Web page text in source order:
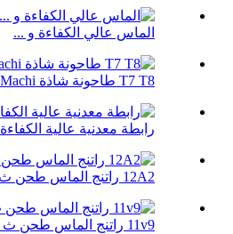
الماس عالي الكفاءة و ...
T7 T8 طاحونة شاذة Machi ...
رابطة معدنية عالية الكفاءة CB ...
12A2 راتنج الماس طحن ث ...
11v9 راتنج الماس طحن ث ...